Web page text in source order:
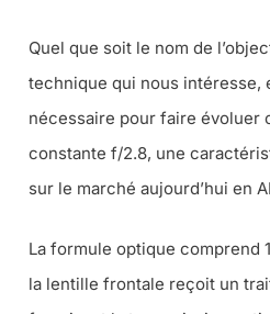
Quel que soit le nom de
technique qui nous intéresse,
nécessaire pour faire évoluer
constante f/2.8, une
sur le marché aujourd’hui en
La formule optique comprend
la lentille frontale reçoit un